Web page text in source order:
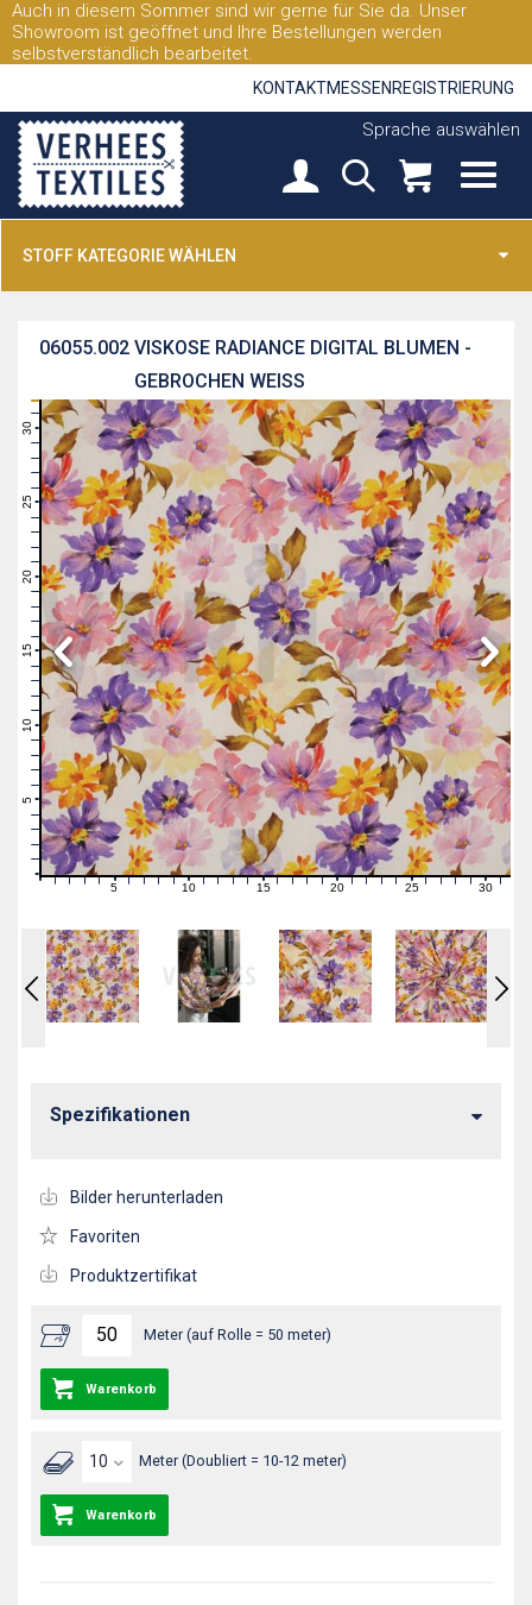
Auch in diesem Sommer sind wir gerne für Sie da. Unser
Showroom ist geöffnet und Ihre Bestellungen werden
selbstverständlich bearbeitet.
KONTAKTMESSEN REGISTRIERUNG
Sprache auswählen
STOFF KATEGORIE WÄHLEN
VISKOSE RADIANCE DIGITAL BLUMEN -
GEBROCHEN WEISS
06055.002
2
3
4
5
6
7
8
10
11
13
14
15
16
17
19
20
21
24
25
26
27
28
29
31
0 1 2 3 4 6 7 8910 1112131415161718192021222324 2526272829 31
Meter (auf Rolle = 50 meter)
Warenkorb
Meter (Doubliert = 10-12 meter)
Warenkorb
Spezifikationen
Bilder herunterladen
Favoriten
Produktzertifikat